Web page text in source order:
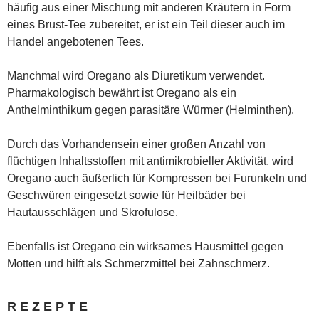
häufig aus einer Mischung mit anderen Kräutern in Form
eines Brust-Tee zubereitet, er ist ein Teil dieser auch im
Handel angebotenen Tees.
Manchmal wird Oregano als Diuretikum verwendet.
Pharmakologisch bewährt ist Oregano als ein
Anthelminthikum gegen parasitäre Würmer (Helminthen).
Durch das Vorhandensein einer großen Anzahl von
flüchtigen Inhaltsstoffen mit antimikrobieller Aktivität, wird
Oregano auch äußerlich für Kompressen bei Furunkeln und
Geschwüren eingesetzt sowie für Heilbäder bei
Hautausschlägen und Skrofulose.
Ebenfalls ist Oregano ein wirksames Hausmittel gegen
Motten und hilft als Schmerzmittel bei Zahnschmerz.
R E Z E P T E